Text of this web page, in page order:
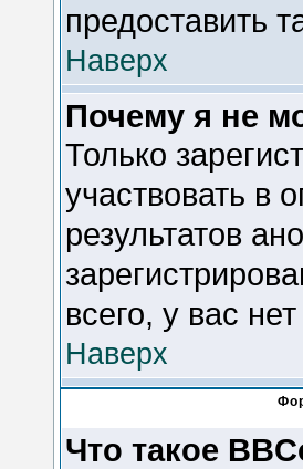
предоставить
Наверх
Почему я не
Только
участвовать в
результатов
всего, у вас
Наверх
Что такое